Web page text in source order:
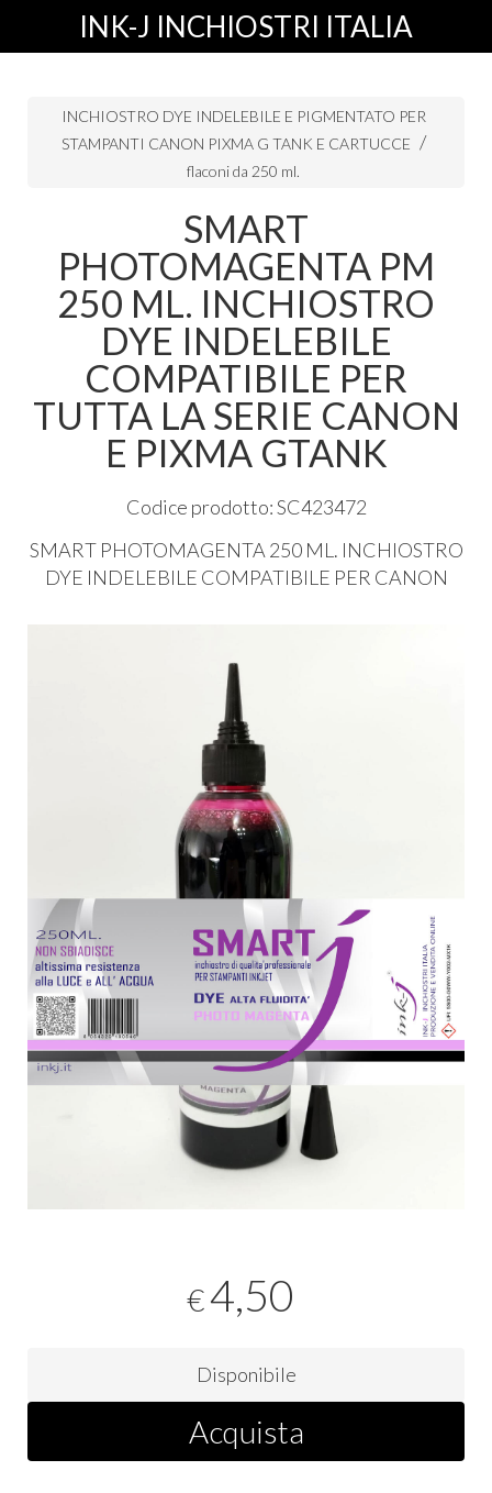
INK-J INCHIOSTRI ITALIA
INCHIOSTRO DYE INDELEBILE E PIGMENTATO PER
STAMPANTI CANON PIXMA G TANK E CARTUCCE
flaconi da 250 ml.
SMART
PHOTOMAGENTA PM
250 ML. INCHIOSTRO
DYE INDELEBILE
COMPATIBILE PER
TUTTA LA SERIE CANON
E PIXMA GTANK
Codice prodotto: SC423472
SMART PHOTOMAGENTA 250 ML. INCHIOSTRO
DYE INDELEBILE COMPATIBILE PER CANON
€4,50
Disponibile
Acquista